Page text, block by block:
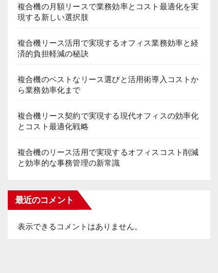
複合機の月額リースで業務効率とコスト最適化を実
現する新しい選択肢
複合機リース活用で実現するオフィス業務効率と経
済的負担軽減の秘訣
複合機のベストなリース選びと活用術導入コストか
ら業務効率化まで
複合機リース契約で実現する現代オフィスの効率化
とコスト最適化戦略
複合機のリース活用で実現するオフィスコスト削減
と効率的な事務管理の新常識
最近のコメント
表示できるコメントはありません。